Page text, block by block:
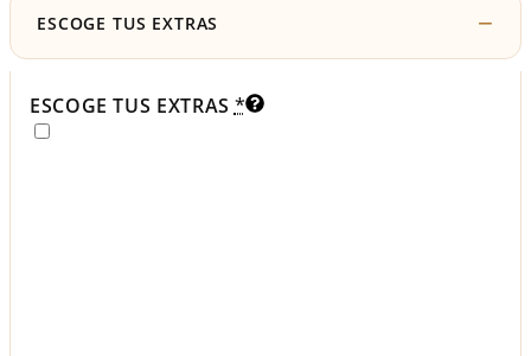
ESCOGE TUS EXTRAS
ESCOGE TUS EXTRAS *